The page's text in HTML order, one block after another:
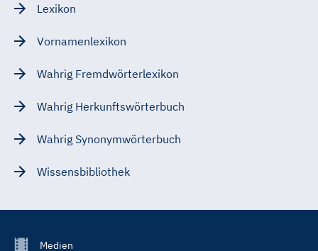
Lexikon
Vornamenlexikon
Wahrig Fremdwörterlexikon
Wahrig Herkunftswörterbuch
Wahrig Synonymwörterbuch
Wissensbibliothek
FooterMedien